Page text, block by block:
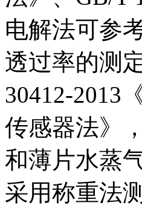
电解法可参
透过率的测
30412-2013
传感器法》
和薄片水蒸
采用称重法